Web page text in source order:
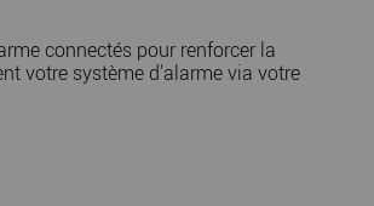
connectés pour renforcer la
votre système d'alarme via votre